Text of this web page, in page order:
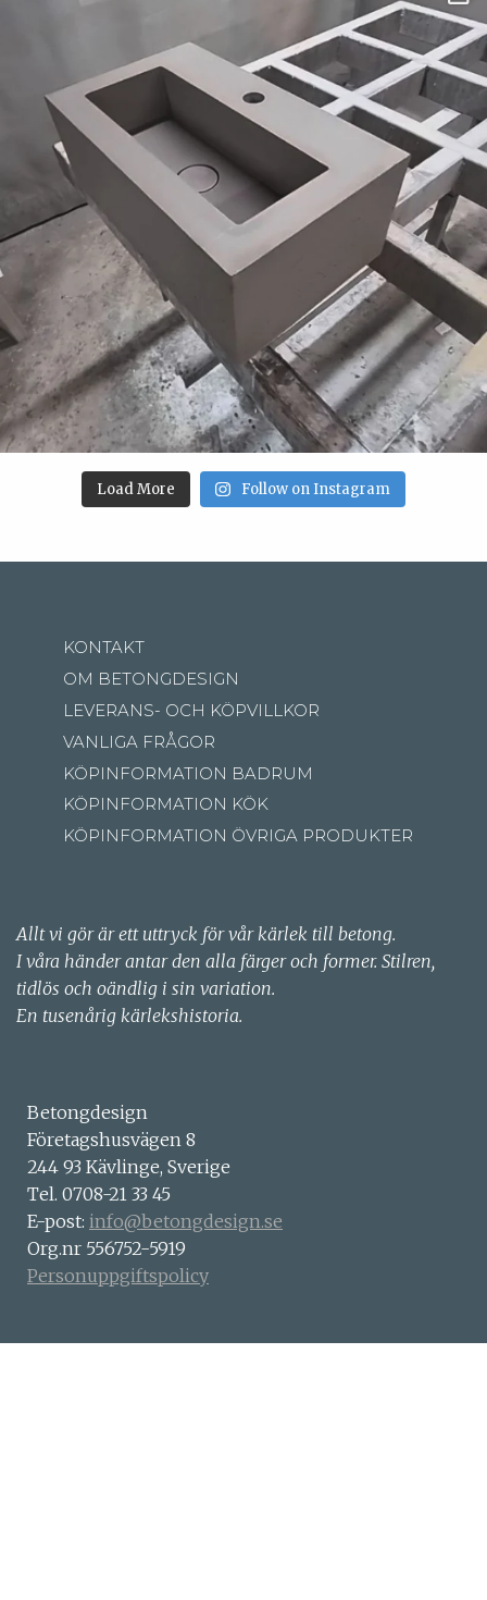
Load More Follow on Instagram
KONTAKT
OM BETONGDESIGN
LEVERANS- OCH KÖPVILLKOR
VANLIGA FRÅGOR
KÖPINFORMATION BADRUM
KÖPINFORMATION KÖK
KÖPINFORMATION ÖVRIGA PRODUKTER
Allt vi gör är ett uttryck för vår kärlek till betong.
I våra händer antar den alla färger och former. Stilren,
tidlös och oändlig i sin variation.
En tusenårig kärlekshistoria.
Betongdesign
Företagshusvägen 8
244 93 Kävlinge, Sverige
Tel. 0708-21 33 45
E-post: info@betongdesign.se
Org.nr 556752-5919
Personuppgiftspolicy